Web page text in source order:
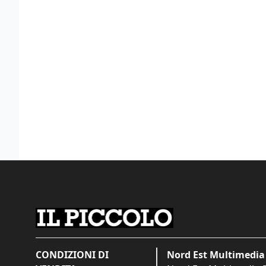
CONDIZIONI DI
Nord Est Multimedia